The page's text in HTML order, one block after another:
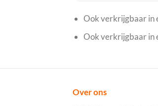
Ook verkrijgbaar in
Ook verkrijgbaar in
Over ons